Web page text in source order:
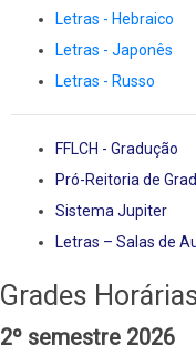
Letras - Hebraico
Letras - Japonês
Letras - Russo
FFLCH - Gradução
Pró-Reitoria de
Sistema Jupiter
Letras – Salas de
Grades
2º semestre 2026